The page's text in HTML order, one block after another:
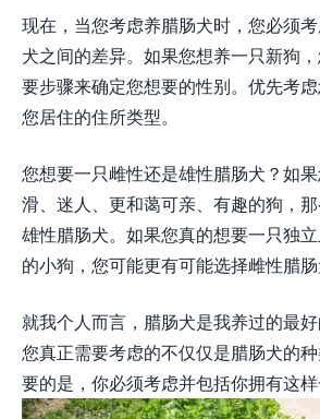
现在，当您考虑养腊肠犬时，您必须
犬之间的差异。如果您想养一只新狗
要步骤来确定您想要的性别。优先考
您居住的住所类型。
您想要一只雌性还是雄性腊肠犬？如
滑、迷人、更和蔼可亲、有趣的狗，
雄性腊肠犬。如果您真的想要一只独
的小狗，您可能更有可能选择雌性腊肠
就我个人而言，腊肠犬是我养过的最好
您真正需要考虑的不仅仅是腊肠犬的
要的是，你必须考虑并包括你拥有这样